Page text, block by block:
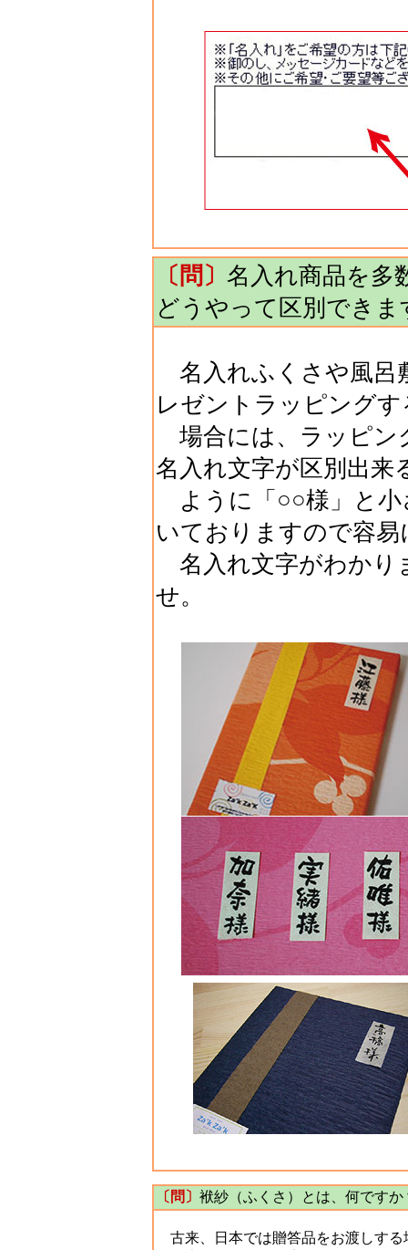
〔問〕 名入れ商品を多
どうやって区別できま
名入れふくさや風呂
レゼントラッピングす
場合には、ラッピン
名入れ文字が区別出来
ように「○○様」と小
いておりますので容易
名入れ文字がわかり
せ。
〔問〕 袱紗（ふくさ）とは、何ですか
古来、日本では贈答品をお渡しす